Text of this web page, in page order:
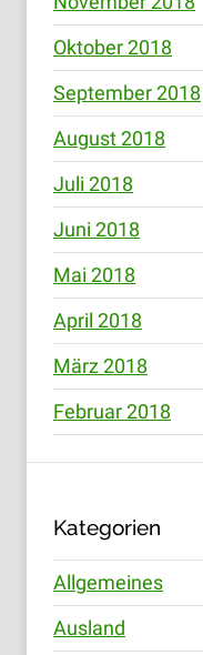
Oktober 2018
September 2018
August 2018
Juli 2018
Juni 2018
Mai 2018
April 2018
März 2018
Februar 2018
Kategorien
Allgemeines
Ausland